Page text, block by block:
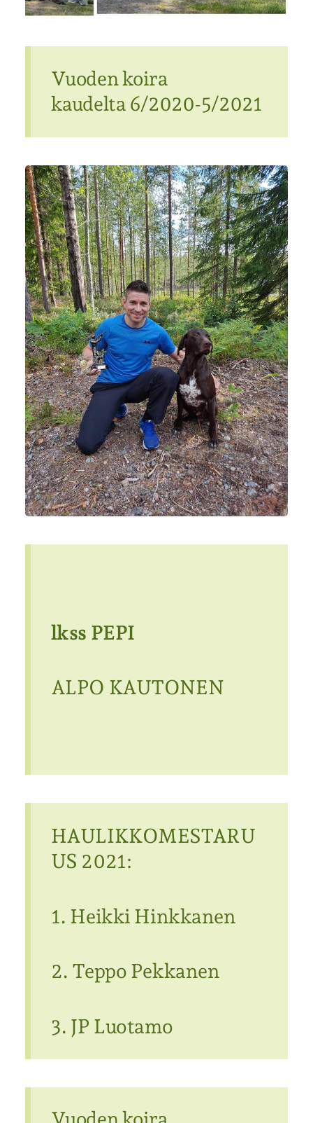
Vuoden koira
kaudelta 6/2020-5/2021
lkss PEPI
ALPO KAUTONEN
HAULIKKOMESTARU
US 2021:
1. Heikki Hinkkanen
2. Teppo Pekkanen
3. JP Luotamo